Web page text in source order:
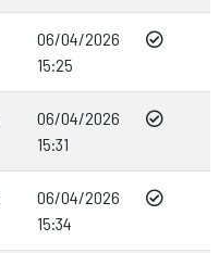
06/04/2026
15:25
06/04/2026
15:31
06/04/2026
15:34